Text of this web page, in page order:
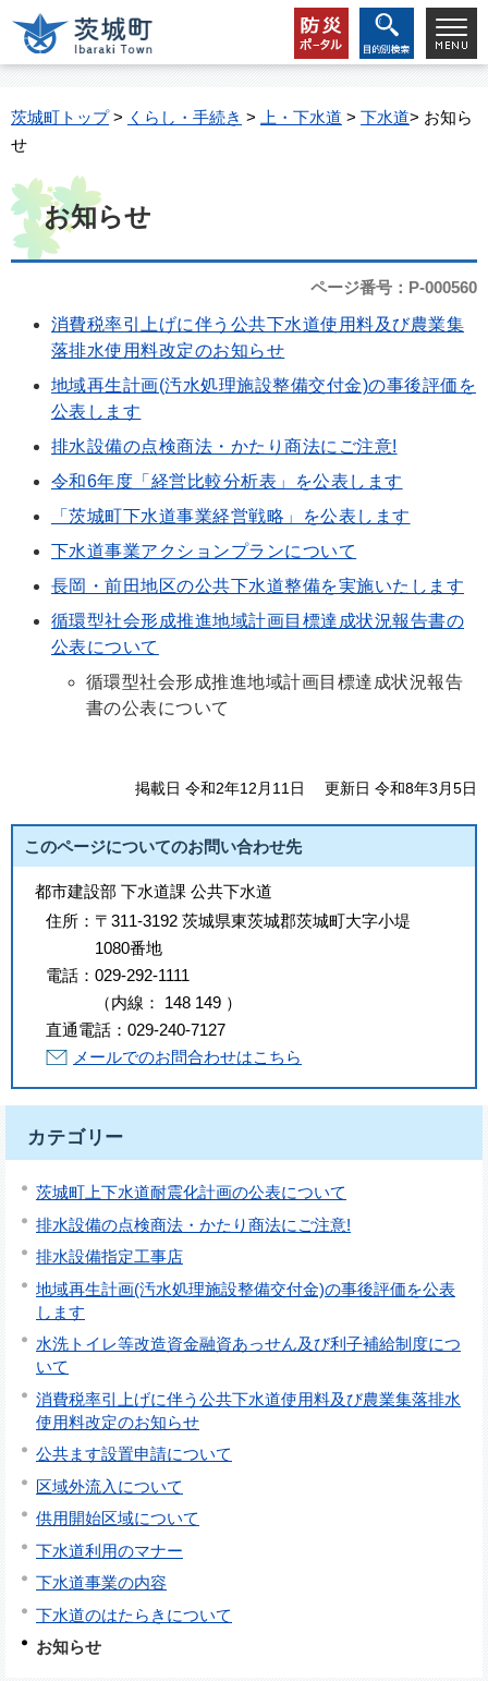
茨城町トップ> くらし・手続き > 上・下水道 > 下水道> お知ら
せ
お知らせ
ページ番号：P-000560
消費税率引上げに伴う公共下水道使用料及び農業集
落排水使用料改定のお知らせ
地域再生計画(汚水処理施設整備交付金)の事後評価を
公表します
排水設備の点検商法・かたり商法にご注意!
令和6年度「経営比較分析表」を公表します
「茨城町下水道事業経営戦略」を公表します
下水道事業アクションプランについて
長岡・前田地区の公共下水道整備を実施いたします
循環型社会形成推進地域計画目標達成状況報告書の
公表について
循環型社会形成推進地域計画目標達成状況報告
書の公表について
掲載日 令和2年12月11日 更新日 令和8年3月5日
このページについてのお問い合わせ先
都市建設部 下水道課 公共下水道
住所： 〒311-3192 茨城県東茨城郡茨城町大字小堤
1080番地
電話： 029-292-1111
（内線 ： 148 149 ）
直通電話： 029-240-7127
メールでのお問合わせはこちら
カテゴリー
茨城町上下水道耐震化計画の公表について
排水設備の点検商法・かたり商法にご注意!
排水設備指定工事店
地域再生計画(汚水処理施設整備交付金)の事後評価を公表
します
水洗トイレ等改造資金融資あっせん及び利子補給制度につ
いて
消費税率引上げに伴う公共下水道使用料及び農業集落排水
使用料改定のお知らせ
公共ます設置申請について
区域外流入について
供用開始区域について
下水道利用のマナー
下水道事業の内容
下水道のはたらきについて
お知らせ